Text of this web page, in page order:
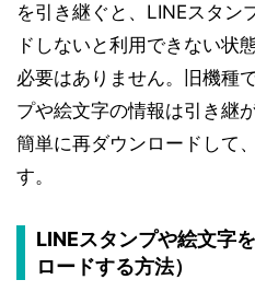
を引き継ぐと、LINEスタン
ドしないと利用できない状
必要はありません。旧機種
プや絵文字の情報は引き継
簡単に再ダウンロードして
す。
LINEスタンプや絵文字
ロードする方法）